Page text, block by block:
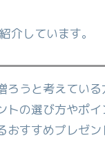
介しています。
ろうと考えてい
トの選び方やポイ
おすすめプレゼン